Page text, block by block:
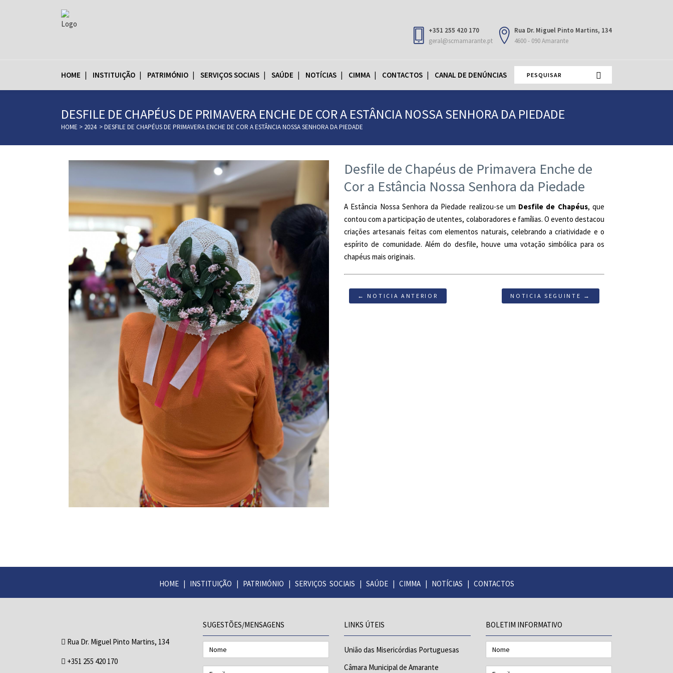
+351 255 420 170
geral@scmamarante.pt
Rua Dr. Miguel Pinto Martins, 134
4600 - 090 Amarante
HOME INSTITUIÇÃO PATRIMÓNIO SERVIÇOS SOCIAIS SAÚDE NOTÍCIAS CIMMA CONTACTOS CANAL DE DENÚNCIAS
DESFILE DE CHAPÉUS DE PRIMAVERA ENCHE DE COR A ESTÂNCIA NOSSA SENHORA DA PIEDADE
HOME > 2024 >DESFILE DE CHAPÉUS DE PRIMAVERA ENCHE DE COR A ESTÂNCIA NOSSA SENHORA DA PIEDADE
Desfile de Chapéus de Primavera Enche de
Cor a Estância Nossa Senhora da Piedade
A Estância Nossa Senhora da Piedade realizou-se um Desfile de Chapéus, que
contou com a participação de utentes, colaboradores e famílias. O evento destacou
criações artesanais feitas com elementos naturais, celebrando a criatividade e o
espírito de comunidade. Além do desfile, houve uma votação simbólica para os
chapéus mais originais.
← NOTICIA ANTERIOR NOTICIA SEGUINTE →
HOME| INSTITUIÇÃO PATRIMÓNIO SERVIÇOS SOCIAIS SAÚDE| CIMMA| NOTÍCIAS CONTACTOS
Rua Dr. Miguel Pinto Martins, 134
+351 255 420 170
SUGESTÕES/MENSAGENS
Nome
Email
LINKS ÚTEIS
União das Misericórdias Portuguesas
Câmara Municipal de Amarante
BOLETIM INFORMATIVO
Nome